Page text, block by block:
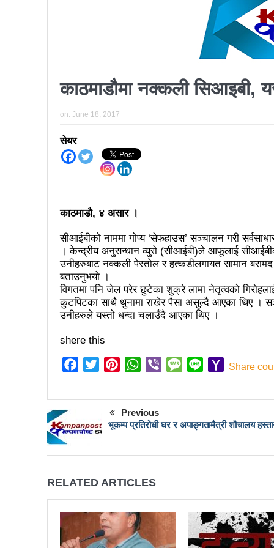
प्रतिनिधिसभा सदस्य
निर्वाचनले सङ्घीय
पुरस्कार वितरणबिनै काउन्सिलले
नवलपरासी काठमाडौँ सम्पर्क
काठमाडौँमा माओवादीको नेतृत्वमा
लव प्याकुरेलद्वारा निर्देशित
‘महिला अधिकारका निम्ति
३ महिनामा प्रेस स्वतन्त्रता
टोखामा कर्जा सदुपयोगिता
ककनी २ मा खस्यो ६८
काठमाडौमा नक्कली सिआइबी,
on: June 18, 2017
सेयर
काठमाडौ, ४ असार ।
सीआईबीको नाममा गोप्य ‘सेफहाउस’ सञ्चालन गरी
। केन्द्रीय अनुसन्धान व्युरो (सीआईबी)ले आफूलाई
उनीहरुबाट नक्कली पेस्तोल र हत्कडीलगायत सामान
बताउनुभयो ।
विगतमा पनि जेल परेर छुटेका शुक्रे लामा नेतृत्वको
कुटपिटका साथै थुनामा राखेर पैसा असुल्दै आएका थिए ।
उनीहरुले यस्तो धन्दा चलाउँदै आएका थिए ।
shere this
Facebook
TwitterPinterestWhatsApp
Viber Message
Line
Yahoo
Share
Previous
भूकम्प प्रतिरोधी घर र अपाङ्गतामैत्री शौचालय
RELATED ARTICLES